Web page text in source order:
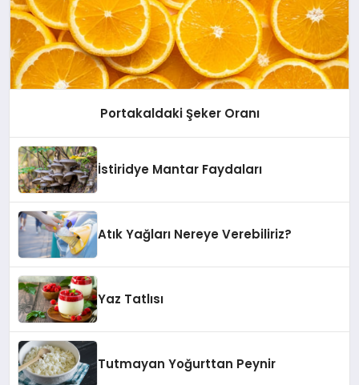
Portakaldaki Şeker Oranı
İstiridye Mantar Faydaları
Atık Yağları Nereye Verebiliriz?
Yaz Tatlısı
Tutmayan Yoğurttan Peynir